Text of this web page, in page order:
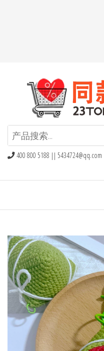
同款礼物礼品网
400 800 5188 || 5434724@qq.com